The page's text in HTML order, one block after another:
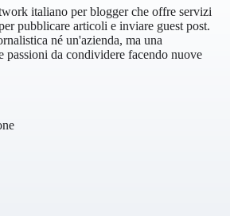
italiano per blogger che offre servizi
pubblicare articoli e inviare guest post.
né un'azienda, ma una
passioni da condividere facendo nuove